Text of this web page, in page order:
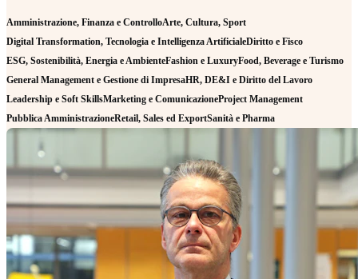
Amministrazione, Finanza e ControlloArte, Cultura, Sport
Digital Transformation, Tecnologia e Intelligenza ArtificialeDiritto e Fisco
ESG, Sostenibilità, Energia e AmbienteFashion e LuxuryFood, Beverage e Turismo
General Management e Gestione di ImpresaHR, DE&I e Diritto del Lavoro
Leadership e Soft SkillsMarketing e ComunicazioneProject Management
Pubblica AmministrazioneRetail, Sales ed ExportSanità e Pharma